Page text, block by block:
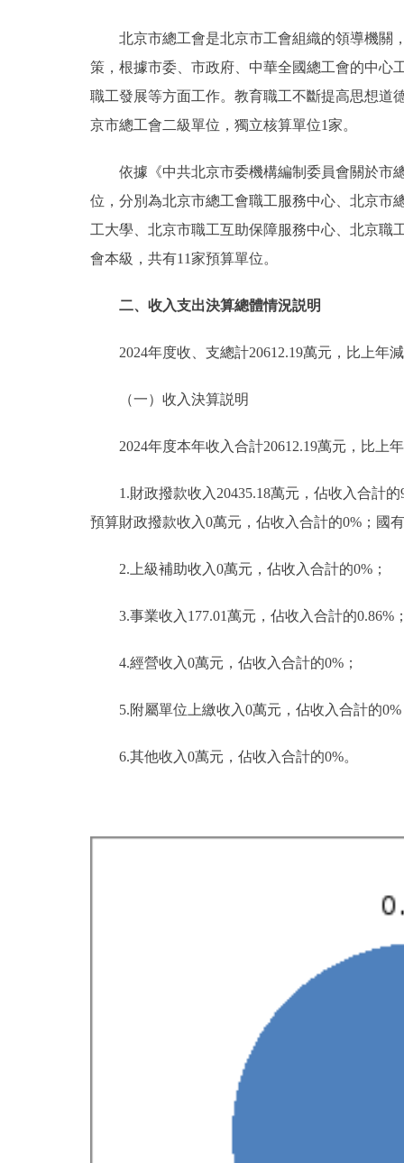
北京市總工會是北京市工會組織的領導機關
策，根據市委、市政府、中華全國總工會的中心
職工發展等方面工作。教育職工不斷提高思想道
京市總工會二級單位，獨立核算單位1家。
依據《中共北京市委機構編制委員會關於市
位，分別為北京市總工會職工服務中心、北京市
工大學、北京市職工互助保障服務中心、北京職
會本級，共有11家預算單位。
二、收入支出決算總體情況説明
2024年度收、支總計20612.19萬元，比上年
（一）收入決算説明
2024年度本年收入合計20612.19萬元，比上
1.財政撥款收入20435.18萬元，佔收入合計
預算財政撥款收入0萬元，佔收入合計的0%；國
2.上級補助收入0萬元，佔收入合計的0%；
3.事業收入177.01萬元，佔收入合計的0.86%
4.經營收入0萬元，佔收入合計的0%；
5.附屬單位上繳收入0萬元，佔收入合計的
6.其他收入0萬元，佔收入合計的0%。